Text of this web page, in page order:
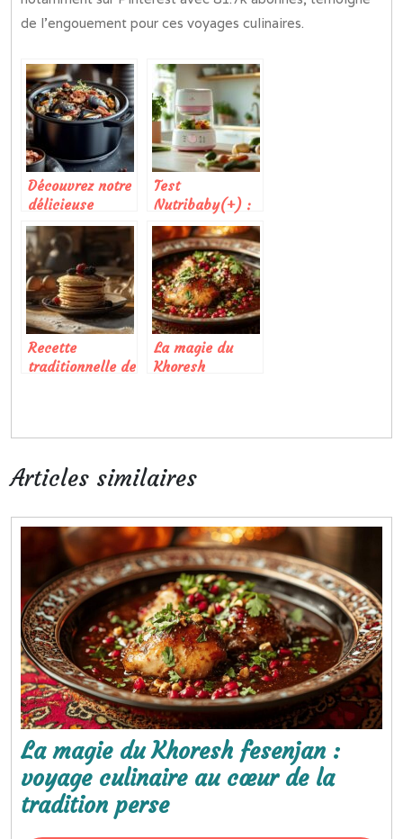
de l’engouement pour ces voyages culinaires.
Découvrez notre
délicieuse
recette de
moules au
roquefort et
lardons au
Cookeo :
simplicité et
gourmandise
Test
Nutribaby(+) :
évaluation
détaillée du
robot Babymoov
qui fait fureur
chez les jeunes
parents
Recette
traditionnelle de
La magie du
Khoresh
tradition perse
Articles similaires
La magie du Khoresh fesenjan :
voyage culinaire au cœur de la
tradition perseLa
magie